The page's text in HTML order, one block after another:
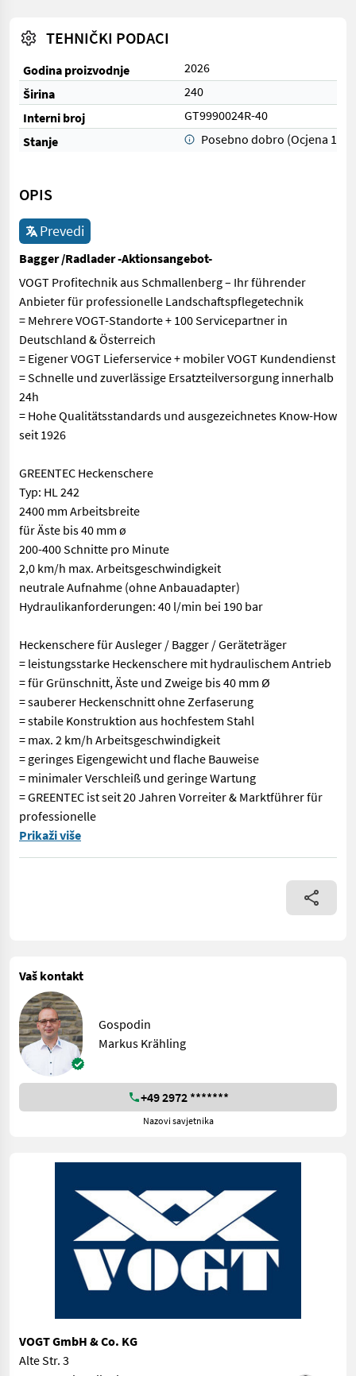
TEHNIČKI PODACI
Godina proizvodnje
2026
Širina
240
Interni broj
GT9990024R-40
Stanje
Posebno dobro (Ocjena 1)
OPIS
Prevedi
Bagger /Radlader -Aktionsangebot-
VOGT Profitechnik aus Schmallenberg – Ihr führender
Anbieter für professionelle Landschaftspflegetechnik
= Mehrere VOGT-Standorte + 100 Servicepartner in
Deutschland & Österreich
= Eigener VOGT Lieferservice + mobiler VOGT Kundendienst
= Schnelle und zuverlässige Ersatzteilversorgung innerhalb
24h
= Hohe Qualitätsstandards und ausgezeichnetes Know-How
seit 1926
GREENTEC Heckenschere
Typ: HL 242
2400 mm Arbeitsbreite
für Äste bis 40 mm ø
200-400 Schnitte pro Minute
2,0 km/h max. Arbeitsgeschwindigkeit
neutrale Aufnahme (ohne Anbauadapter)
Hydraulikanforderungen: 40 l/min bei 190 bar
Heckenschere für Ausleger / Bagger / Geräteträger
= leistungsstarke Heckenschere mit hydraulischem Antrieb
= für Grünschnitt, Äste und Zweige bis 40 mm Ø
= sauberer Heckenschnitt ohne Zerfaserung
= stabile Konstruktion aus hochfestem Stahl
= max. 2 km/h Arbeitsgeschwindigkeit
= geringes Eigengewicht und flache Bauweise
= minimaler Verschleiß und geringe Wartung
= GREENTEC ist seit 20 Jahren Vorreiter & Marktführer für
professionelle
VOGT Profitechnik aus Schmallenberg – Ihr führender
Prikaži više
Vaš kontakt
Gospodin
Markus Krähling
+49 2972 *******
Nazovi savjetnika
VOGT GmbH & Co. KG
Alte Str. 3